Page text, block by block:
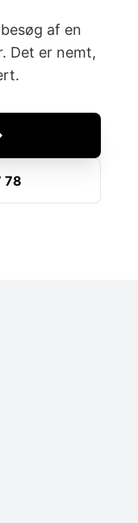
af en
Det er nemt,
78